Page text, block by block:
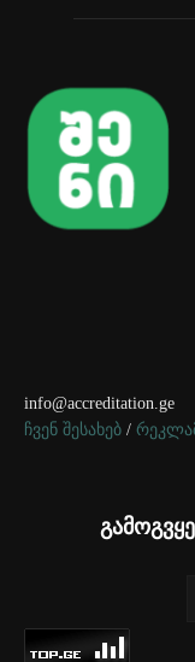
info@accreditation.ge
ჩვენ შესახებ /